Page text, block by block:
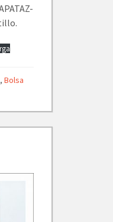
,Bolsa